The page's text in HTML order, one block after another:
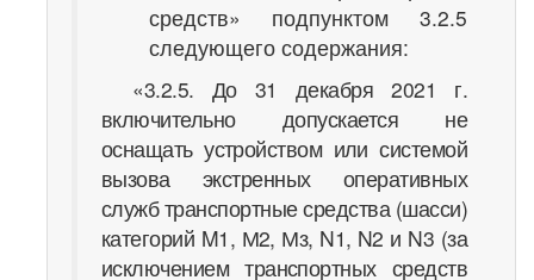
средств» подпунктом 3.2.5
следующего содержания:
«3.2.5. До 31 декабря 2021 г.
включительно допускается не
оснащать устройством или системой
вызова экстренных оперативных
служб транспортные средства (шасси)
категорий M1, М2, Мз, N1, N2 и N3 (за
исключением транспортных средств